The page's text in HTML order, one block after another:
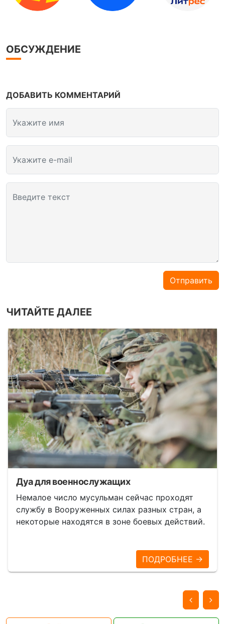
ОБСУЖДЕНИЕ
ДОБАВИТЬ КОММЕНТАРИЙ
Укажите имя
Укажите e-mail
Введите текст
Отправить
ЧИТАЙТЕ ДАЛЕЕ
Дуа для военнослужащих
Немалое число мусульман сейчас проходят
службу в Вооруженных силах разных стран, а
некоторые находятся в зоне боевых действий.
ПОДРОБНЕЕ →